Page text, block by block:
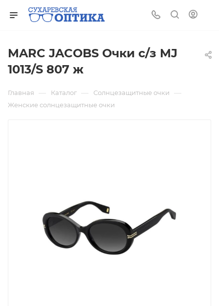
MARC JACOBS Очки с/з MJ
1013/S 807 ж
Главная — Каталог — Солнцезащитные очки —
Женские солнцезащитные очки